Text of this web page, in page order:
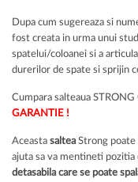
Dupa cum sugereaza si
fost creata in urma unui
spatelui/coloanei si a
durerilor de spate si sprijin
Cumpara salteaua
GARANTIE !
Aceasta salteaStrong poate
ajuta sa va mentineti
detasabila care se poate